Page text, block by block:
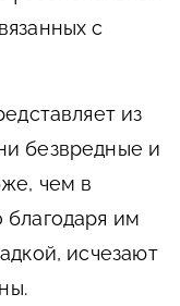
с
из
безвредные и
чем в
им
исчезают